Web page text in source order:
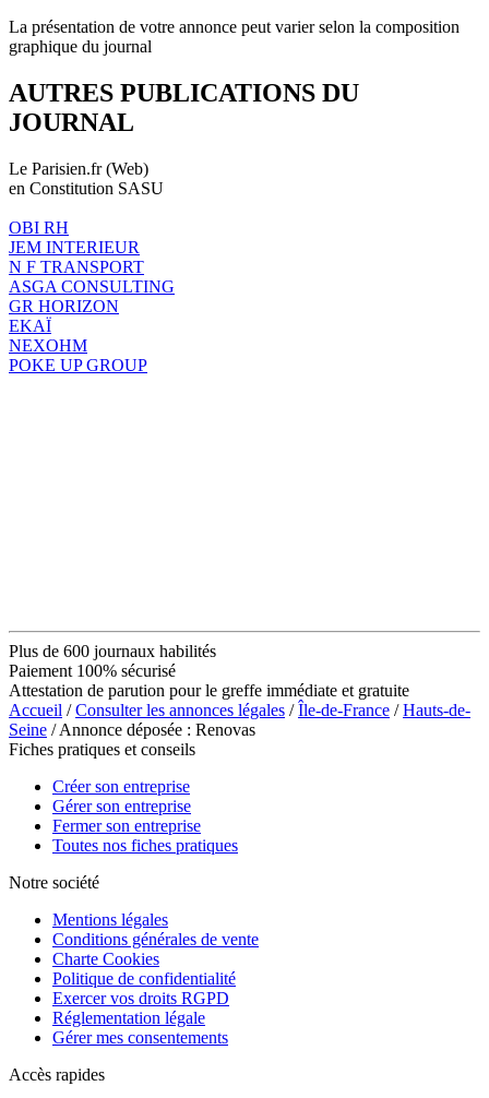
La présentation de votre annonce peut varier selon la composition
graphique du journal
AUTRES PUBLICATIONS DU
JOURNAL
Le Parisien.fr (Web)
en Constitution SASU
OBI RH
JEM INTERIEUR
N F TRANSPORT
ASGA CONSULTING
GR HORIZON
EKAÏ
NEXOHM
POKE UP GROUP
Plus de 600 journaux habilités
Paiement 100% sécurisé
Attestation de parution pour le greffe immédiate et gratuite
Accueil /Consulter les annonces légales /Île-de-France /Hauts-de-
Seine / Annonce déposée : Renovas
Fiches pratiques et conseils
Créer son entreprise
Gérer son entreprise
Fermer son entreprise
Toutes nos fiches pratiques
Notre société
Mentions légales
Conditions générales de vente
Charte Cookies
Politique de confidentialité
Exercer vos droits RGPD
Réglementation légale
Gérer mes consentements
Accès rapides